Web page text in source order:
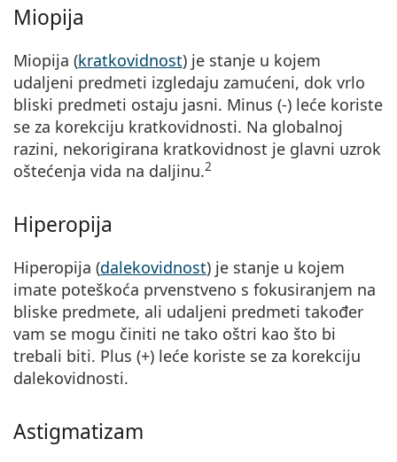
Miopija
Miopija (kratkovidnost) je stanje u kojem
udaljeni predmeti izgledaju zamućeni, dok vrlo
bliski predmeti ostaju jasni. Minus (-) leće koriste
se za korekciju kratkovidnosti. Na globalnoj
razini, nekorigirana kratkovidnost je glavni uzrok
oštećenja vida na daljinu.2
Hiperopija
Hiperopija (dalekovidnost) je stanje u kojem
imate poteškoća prvenstveno s fokusiranjem na
bliske predmete, ali udaljeni predmeti također
vam se mogu činiti ne tako oštri kao što bi
trebali biti. Plus (+) leće koriste se za korekciju
dalekovidnosti.
Astigmatizam